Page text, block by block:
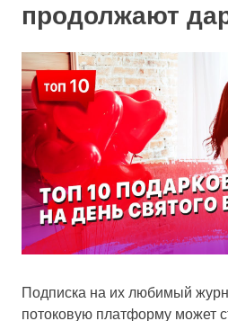
продолжают
Подписка на их любимый
потоковую платформу может